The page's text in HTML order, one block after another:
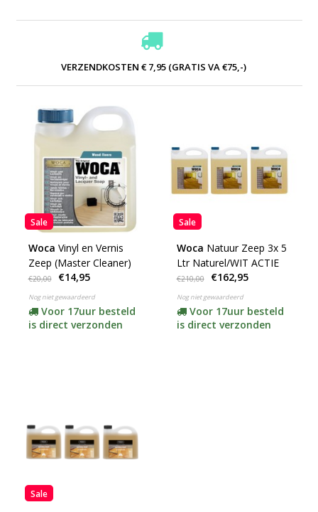
VERZENDKOSTEN € 7,95 (GRATIS VA €75,-)
Sale
Woca Vinyl en Vernis
Zeep (Master Cleaner)
€20,00 €14,95
Nog niet gewaardeerd
Voor 17uur besteld
is direct verzonden
Sale
Woca Natuur Zeep 3x 5
Ltr Naturel/WIT ACTIE
€210,00 €162,95
Nog niet gewaardeerd
Voor 17uur besteld
is direct verzonden
Sale